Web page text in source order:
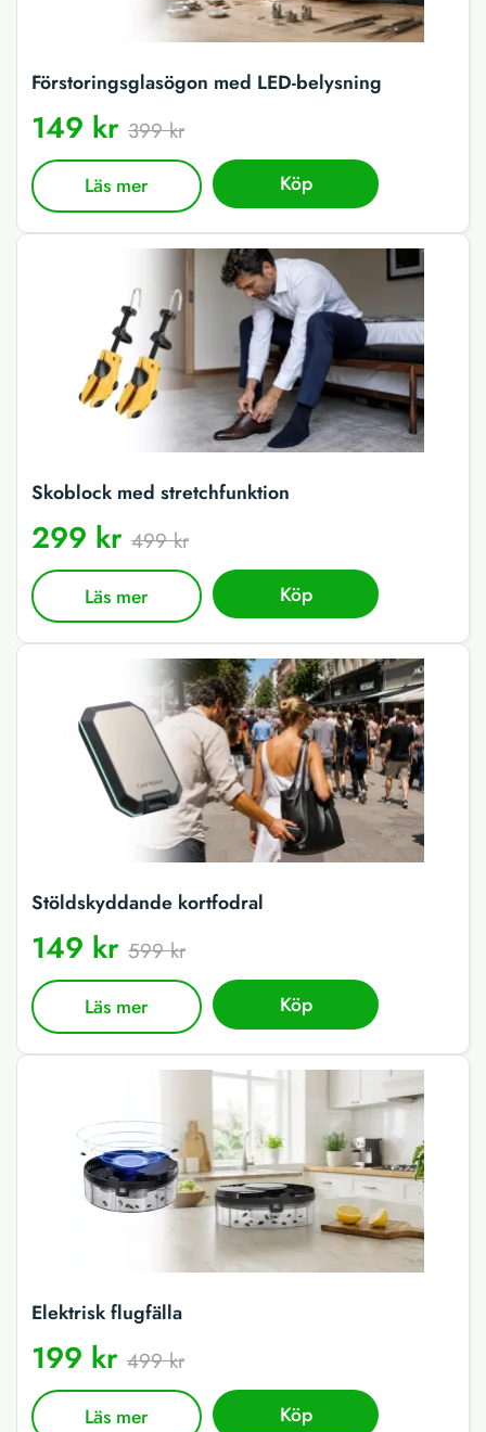
Förstoringsglasögon med LED-belysning
149 kr 399 kr
Läs mer Köp
Skoblock med stretchfunktion
299 kr 499 kr
Läs mer Köp
Stöldskyddande kortfodral
149 kr 599 kr
Läs mer Köp
Elektrisk flugfälla
199 kr 499 kr
Läs mer Köp